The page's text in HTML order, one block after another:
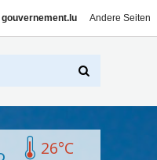
gouvernement.lu Andere Seiten
26°C